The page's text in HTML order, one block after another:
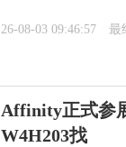
26-08-03 09:46:57 最
Affinity正式参
W4H203找